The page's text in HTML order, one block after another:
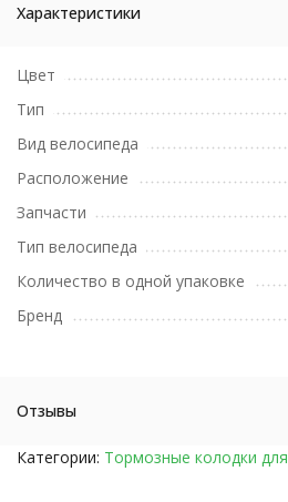
Характеристики
Цвет
Тип
Вид велосипеда
Расположение
Запчасти
Тип велосипеда
Количество в одной упаковке
Бренд
Отзывы
Категории: Тормозные колодки